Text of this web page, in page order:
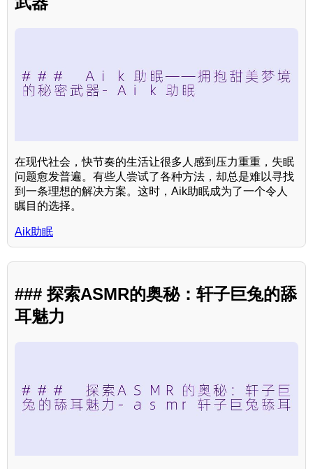
在现代社会，快节奏的生活让很多人感到压力重重，失眠
问题愈发普遍。有些人尝试了各种方法，却总是难以寻找
到一条理想的解决方案。这时，Aik助眠成为了一个令人
瞩目的选择。
Aik助眠
### 探索ASMR的奥秘：轩子巨兔的舔
耳魅力